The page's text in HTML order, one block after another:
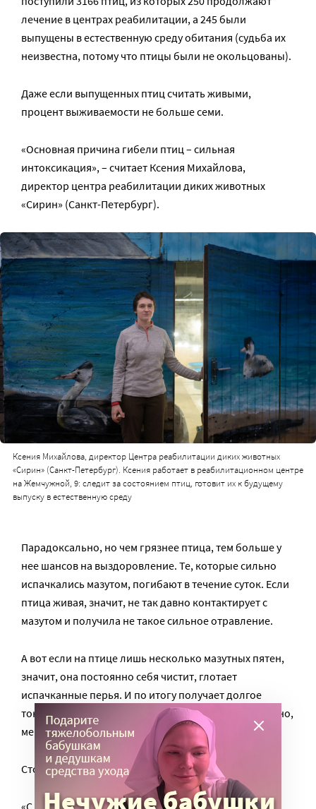
лечение в центрах реабилитации, а 245 были
выпущены в естественную среду обитания (судьба их
неизвестна, потому что птицы были не окольцованы).
Даже если выпущенных птиц считать живыми,
процент выживаемости не больше семи.
«Основная причина гибели птиц – сильная
интоксикация», – считает Ксения Михайлова,
директор центра реабилитации диких животных
«Сирин» (Санкт-Петербург).
Ксения Михайлова, директор Центра реабилитации диких животных
«Сирин» (Санкт-Петербург). Ксения работает в реабилитационном центре
на Жемчужной, 9: следит за состоянием птиц, готовит их к будущему
выпуску в естественную среду
Парадоксально, но чем грязнее птица, тем больше у
нее шансов на выздоровление. Те, которые сильно
испачкались мазутом, погибают в течение суток. Если
птица живая, значит, не так давно контактирует с
мазутом и получила не такое сильное отравление.
А вот если на птице лишь несколько мазутных пятен,
значит, она постоянно себя чистит, глотает
испачканные перья. И по итогу получает долгое
токсическое отравление. У таких птиц, как ни странно,
меньше шансов на выживание.
Стоит ли их спасать?
«С одной стороны, в Краснодарском крае, ежегодно